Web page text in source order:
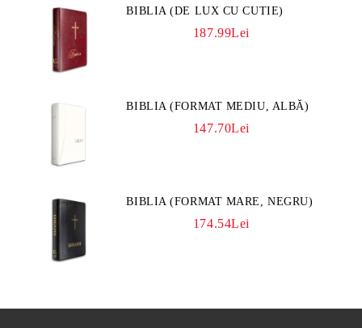
BIBLIA (DE LUX CU CUTIE)
187.99Lei
BIBLIA (FORMAT MEDIU, ALBĂ)
147.70Lei
BIBLIA (FORMAT MARE, NEGRU)
174.54Lei